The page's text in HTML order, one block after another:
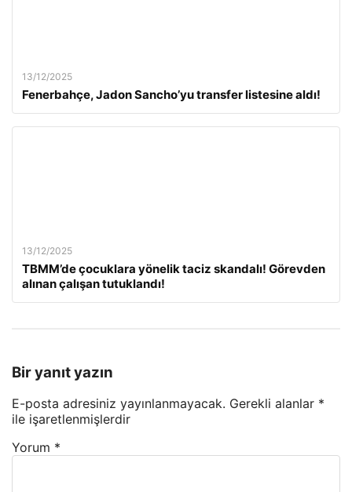
13/12/2025
Fenerbahçe, Jadon Sancho’yu transfer listesine aldı!
13/12/2025
TBMM’de çocuklara yönelik taciz skandalı! Görevden
alınan çalışan tutuklandı!
Bir yanıt yazın
E-posta adresiniz yayınlanmayacak. Gerekli alanlar *
ile işaretlenmişlerdir
Yorum *